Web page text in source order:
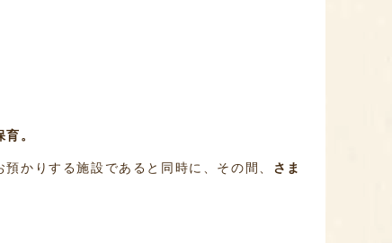
。
かりする施設であると同時に、その間、 さま